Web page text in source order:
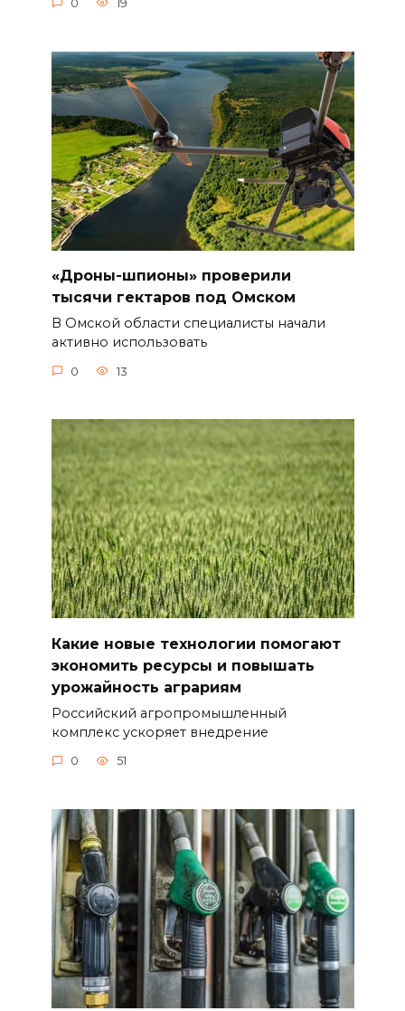
0 19
«Дроны-шпионы» проверили
тысячи гектаров под Омском
В Омской области специалисты начали
активно использовать
0 13
Какие новые технологии помогают
экономить ресурсы и повышать
урожайность аграриям
Российский агропромышленный
комплекс ускоряет внедрение
0 51